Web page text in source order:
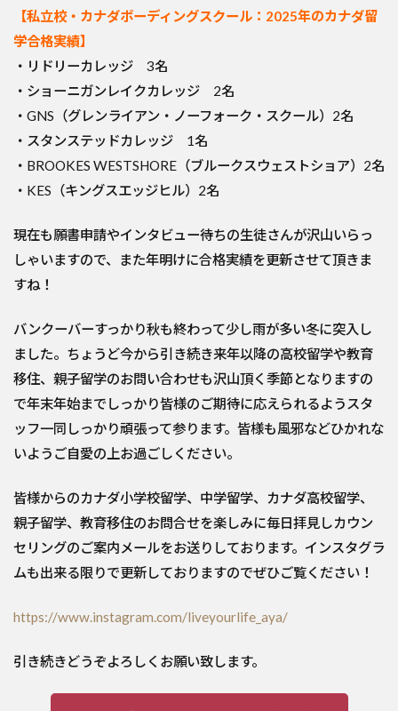
【私立校・カナダボーディングスクール：2025年のカナダ留
学合格実績】
・リドリーカレッジ 3名
・ショーニガンレイクカレッジ 2名
・GNS（グレンライアン・ノーフォーク・スクール）2名
・スタンステッドカレッジ 1名
・BROOKES WESTSHORE（ブルークスウェストショア）2名
・KES（キングスエッジヒル）2名
現在も願書申請やインタビュー待ちの生徒さんが沢山いらっ
しゃいますので、また年明けに合格実績を更新させて頂きま
すね！
バンクーバーすっかり秋も終わって少し雨が多い冬に突入し
ました。ちょうど今から引き続き来年以降の高校留学や教育
移住、親子留学のお問い合わせも沢山頂く季節となりますの
で年末年始までしっかり皆様のご期待に応えられるようスタ
ッフ一同しっかり頑張って参ります。皆様も風邪などひかれな
いようご自愛の上お過ごしください。
皆様からのカナダ小学校留学、中学留学、カナダ高校留学、
親子留学、教育移住のお問合せを楽しみに毎日拝見しカウン
セリングのご案内メールをお送りしております。インスタグラ
ムも出来る限りで更新しておりますのでぜひご覧ください！
https://www.instagram.com/liveyourlife_aya/
引き続きどうぞよろしくお願い致します。